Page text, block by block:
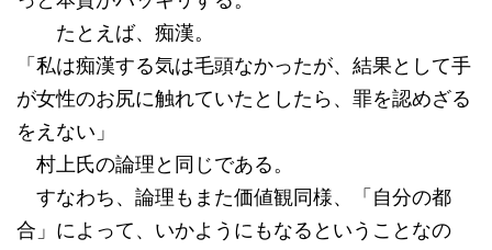
たとえば、痴漢。
「私は痴漢する気は毛頭なかったが、結果として手
が女性のお尻に触れていたとしたら、罪を認めざる
をえない」
村上氏の論理と同じである。
すなわち、論理もまた価値観同様、「自分の都
合」によって、いかようにもなるということなの